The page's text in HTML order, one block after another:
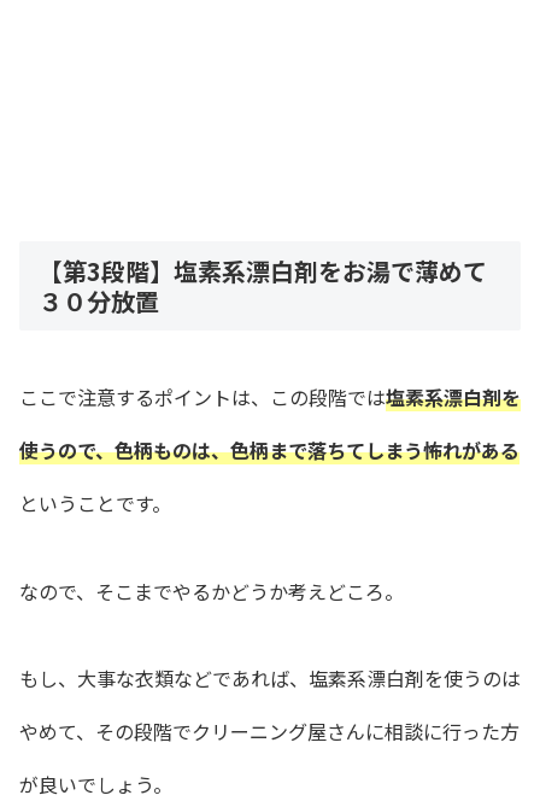
【第3段階】塩素系漂白剤をお湯で薄めて
３０分放置
ここで注意するポイントは、この段階では塩素系漂白剤を
使うので、色柄ものは、色柄まで落ちてしまう怖れがある
ということです。
なので、そこまでやるかどうか考えどころ。
もし、大事な衣類などであれば、塩素系漂白剤を使うのは
やめて、その段階でクリーニング屋さんに相談に行った方
が良いでしょう。